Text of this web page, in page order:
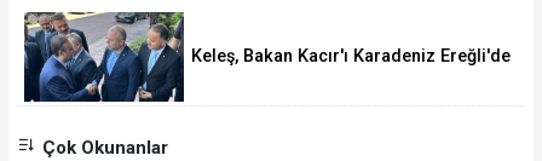
Keleş, Bakan Kacır'ı Karadeniz Ereğli'de
Çok Okunanlar